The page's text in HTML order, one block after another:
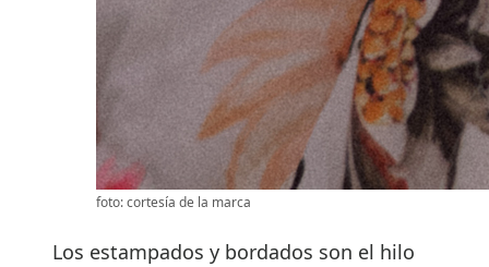
foto: cortesía de la marca
Los estampados y bordados son el hilo